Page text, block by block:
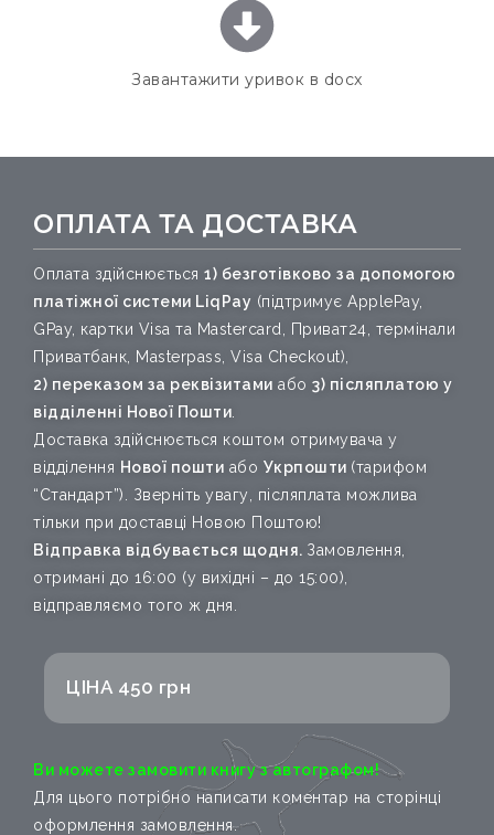
Завантажити уривок в docx
ОПЛАТА ТА ДОСТАВКА
Оплата здійснюється 1) безготівково за допомогою
платіжної системи LiqPay (підтримує ApplePay,
GPay, картки Visa та Mastercard, Приват24, термінали
Приватбанк, Masterpass, Visa Checkout),
2) переказом за реквізитами або 3) післяплатою у
відділенні Нової Пошти
Доставка здійснюється коштом отримувача у
відділення Нової пошти або Укрпошти (тарифом
“Стандарт”) . Зверніть увагу, післяплата можлива
тільки при доставці Новою Поштою!
Відправка відбувається щодня. Замовлення,
отримані до 16:00 (у вихідні – до 15:00),
відправляємо того ж дня.
ЦІНА 450 грн
Ви можете замовити книгу з автографом!
Для цього потрібно написати коментар на сторінці
оформлення замовлення.